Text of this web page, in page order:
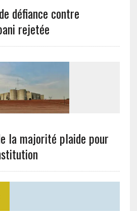
défiance contre
rejetée
la majorité plaide pour